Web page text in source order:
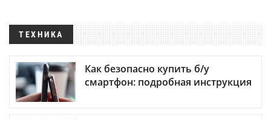
ТЕХНИКА
Как безопасно купить б/у
смартфон: подробная инструкция